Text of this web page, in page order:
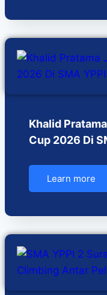
Khalid
Cup 2026 Di
Learn more